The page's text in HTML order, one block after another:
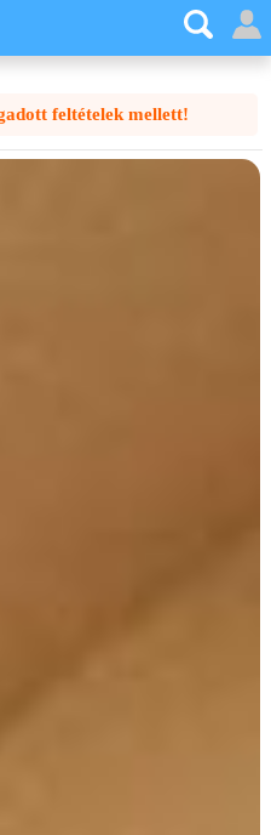
feltételek mellett!